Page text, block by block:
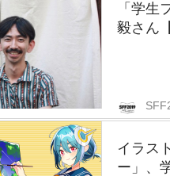
「学生
毅さん
イラス
ー」、